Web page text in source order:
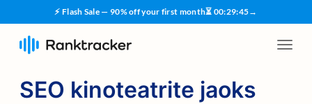
⚡ Flash Sale — 90% off your first month⏳ 00:29:45→
SEO kinoteatrite jaoks